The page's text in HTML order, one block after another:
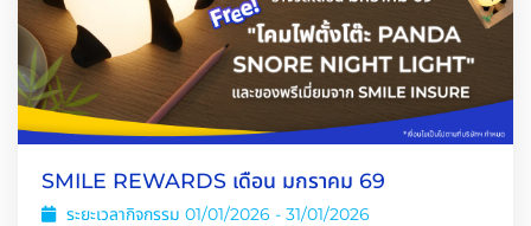
SMILE REWARDS เดือน มกราคม 69
ระยะเวลากิจกรรม 01/01/2026 - 31/01/2026